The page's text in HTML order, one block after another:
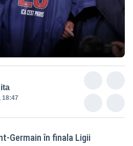
18:47
Germain în finala Ligii